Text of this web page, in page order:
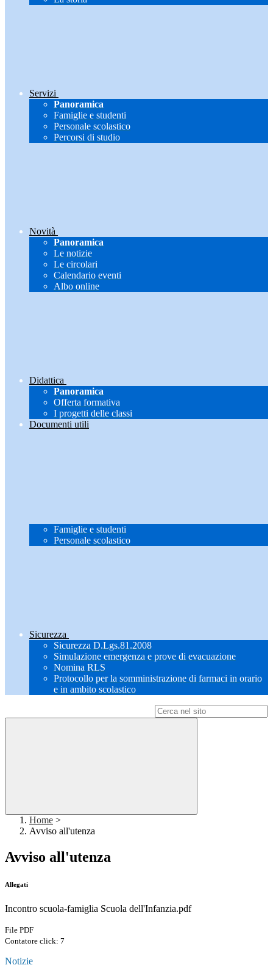
Servizi
Panoramica
Famiglie e studenti
Personale scolastico
Percorsi di studio
Novità
Panoramica
Le notizie
Le circolari
Calendario eventi
Albo online
Didattica
Panoramica
Offerta formativa
I progetti delle classi
Documenti utili
Famiglie e studenti
Personale scolastico
Sicurezza
Sicurezza D.Lgs.81.2008
Simulazione emergenza e prove di evacuazione
Nomina RLS
Protocollo per la somministrazione di farmaci in orario
e in ambito scolastico
Home >
Avviso all'utenza
Avviso all'utenza
Allegati
Incontro scuola-famiglia Scuola dell'Infanzia.pdf
File PDF
Contatore click: 7
Notizie